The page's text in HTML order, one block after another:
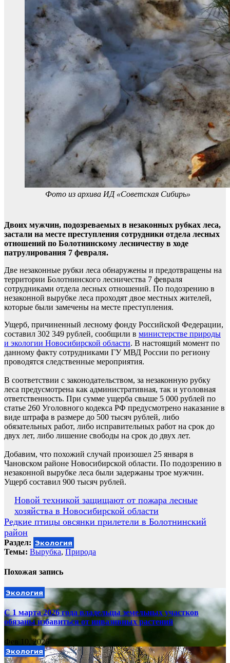
Фото из архива ИД «Советская Сибирь»
Двоих мужчин, подозреваемых в незаконных рубках леса,
застали на месте преступления сотрудники отдела лесных
отношений по Болотнинскому лесничеству в ходе
патрулирования 7 февраля.
Две незаконные рубки леса обнаружены и предотвращены на
территории Болотнинского лесничества 7 февраля
сотрудниками отдела лесных отношений. По подозрению в
незаконной вырубке леса проходят двое местных жителей,
которые были замечены на месте преступления.
Ущерб, причиненный лесному фонду Российской Федерации,
составил 302 349 рублей, сообщили в министерстве природы
и экологии Новосибирской области. В настоящий момент по
данному факту сотрудниками ГУ МВД России по региону
проводятся следственные мероприятия.
В соответствии с законодательством, за незаконную рубку
леса предусмотрена как административная, так и уголовная
ответственность. При сумме ущерба свыше 5 000 рублей по
статье 260 Уголовного кодекса РФ предусмотрено наказание в
виде штрафа в размере до 500 тысяч рублей, либо
обязательных работ, либо исправительных работ на срок до
двух лет, либо лишение свободы на срок до двух лет.
Добавим, что похожий случай произошел 25 января в
Чановском районе Новосибирской области. По подозрению в
незаконной вырубке леса были задержаны трое мужчин.
Ущерб составил 900 тысяч рублей.
Навигация
по
записям
Новой техникой защищают от пожара лесные
хозяйства в Новосибирской области
Редкие птицы овсянки прилетели в Болотнинский
район
Раздел: Экология
Темы: Вырубка, Природа
Похожая запись
Экология
С 1 марта 2026 года владельцы земельных участков
обязаны избавиться от инвазивных растений
Фев 10, 2026
Экология